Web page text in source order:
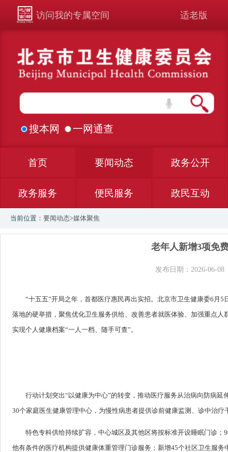
访问我的专属空间 适老版
搜本网 一网通查
首页 要闻动态 政务公开
政务服务 便民服务 政民互动
当前位置： 要闻动态>媒体聚焦
老年人新增3项免
发布日期：2026-06-08
“十五五”开局之年，首都医疗惠民再出实招。北京市卫生健康委6月
落地的硬举措，聚焦优化卫生服务供给、改善患者就医体验、加强重点人
实现个人健康档案“一人一档、随手可查”。
行动计划突出“以健康为中心”的转变，推动医疗服务从治病向防病延
30个家庭医生健康管理中心，为慢性病患者提供诊前健康监测、诊中治
特色专科供给持续扩容，中心城区及其他区将按标准开设睡眠门诊
他有条件的医疗机构提供健康体重管理门诊服务；新增45个社区卫生服